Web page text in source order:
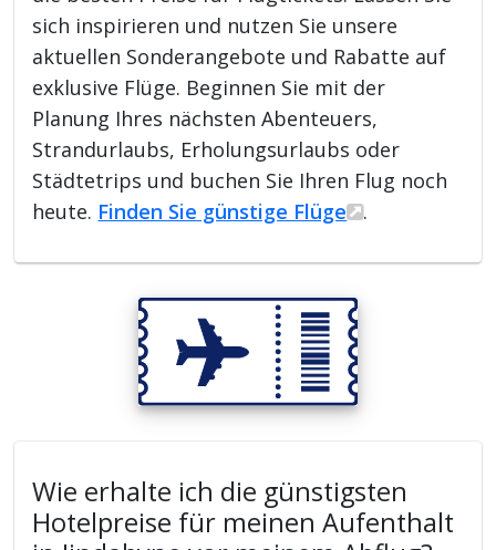
sich inspirieren und nutzen Sie unsere
aktuellen Sonderangebote und Rabatte auf
exklusive Flüge. Beginnen Sie mit der
Planung Ihres nächsten Abenteuers,
Strandurlaubs, Erholungsurlaubs oder
Städtetrips und buchen Sie Ihren Flug noch
heute. Finden Sie günstige Flüge .
Wie erhalte ich die günstigsten
Hotelpreise für meinen Aufenthalt